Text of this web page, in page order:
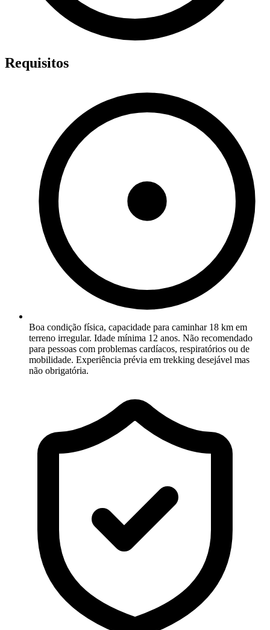
Requisitos
Boa condição física, capacidade para caminhar 18 km em
terreno irregular. Idade mínima 12 anos. Não recomendado
para pessoas com problemas cardíacos, respiratórios ou de
mobilidade. Experiência prévia em trekking desejável mas
não obrigatória.